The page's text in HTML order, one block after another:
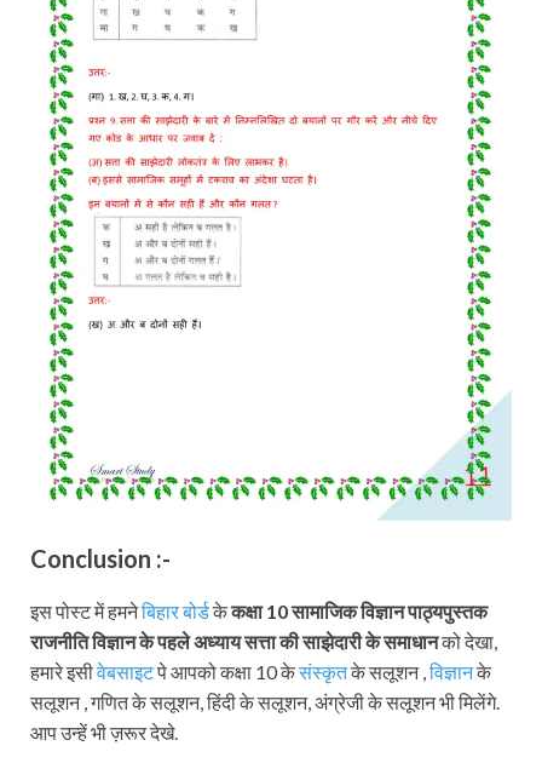
Conclusion :-
इस पोस्ट में हमनेबिहार बोर्डकेकक्षा 10सामाजिक विज्ञानपाठ्यपुस्तक
राजनीति विज्ञानके पहले अध्याय सत्ता की साझेदारी के समाधानको देखा,
हमारे इसीवेबसाइटपे आपको कक्षा 10 केसंस्कृतके सलूशन ,विज्ञानके
सलूशन , गणित के सलूशन, हिंदी के सलूशन, अंग्रेजी के सलूशन भी मिलेंगे.
आप उन्हें भी ज़रूर देखे.